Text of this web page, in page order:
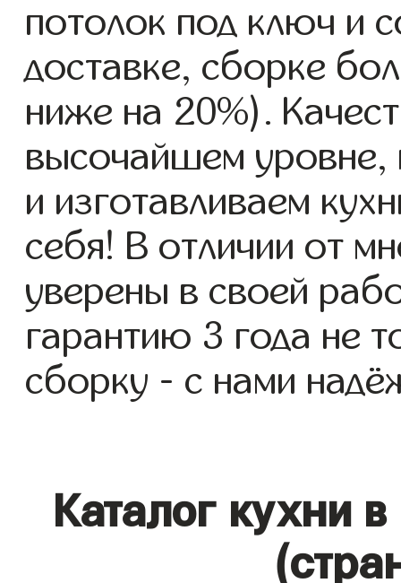
потолок под ключ и
доставке, сборке
ниже на 20%).
высочайшем
и изготавливаем
себя! В отличии от
уверены в своей
гарантию 3 года не
сборку - с нами
Каталог кухни